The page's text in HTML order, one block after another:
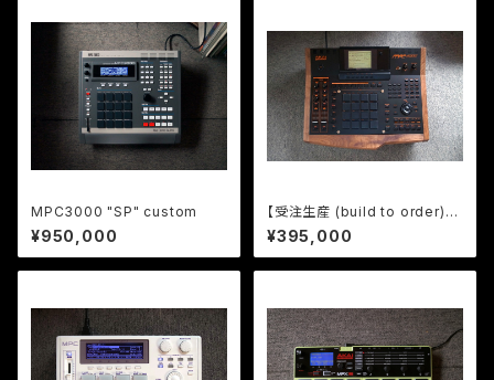
MPC3000 "SP" custom
¥950,000
【受注生産 (build to order)】
MPC4000 "LM4000" custo
m by ghostinmpc
¥395,000